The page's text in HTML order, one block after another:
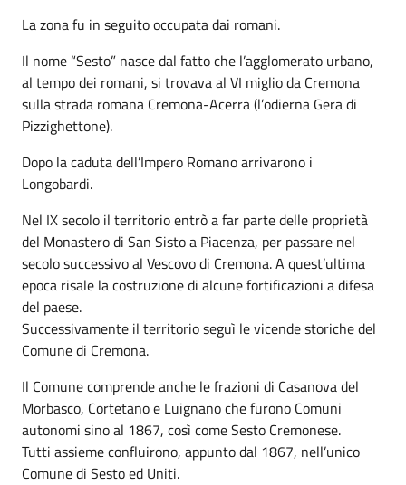
La zona fu in seguito occupata dai romani.
Il nome “Sesto” nasce dal fatto che l’agglomerato urbano,
al tempo dei romani, si trovava al VI miglio da Cremona
sulla strada romana Cremona-Acerra (l’odierna Gera di
Pizzighettone).
Dopo la caduta dell’Impero Romano arrivarono i
Longobardi.
Nel IX secolo il territorio entrò a far parte delle proprietà
del Monastero di San Sisto a Piacenza, per passare nel
secolo successivo al Vescovo di Cremona. A quest’ultima
epoca risale la costruzione di alcune fortificazioni a difesa
del paese.
Successivamente il territorio seguì le vicende storiche del
Comune di Cremona.
Il Comune comprende anche le frazioni di Casanova del
Morbasco, Cortetano e Luignano che furono Comuni
autonomi sino al 1867, così come Sesto Cremonese.
Tutti assieme confluirono, appunto dal 1867, nell’unico
Comune di Sesto ed Uniti.